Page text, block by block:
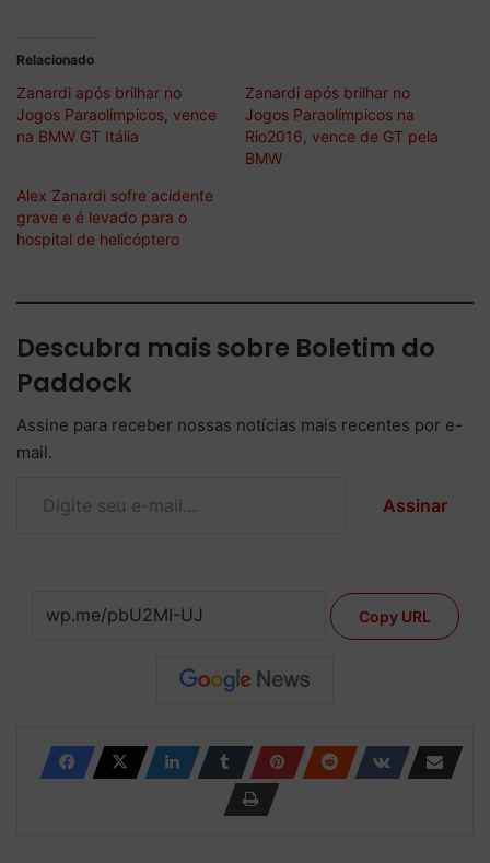
Relacionado
Zanardi após brilhar no
Jogos Paraolímpicos, vence
na BMW GT Itália
Zanardi após brilhar no
Jogos Paraolímpicos na
Rio2016, vence de GT pela
BMW
Alex Zanardi sofre acidente
grave e é levado para o
hospital de helicóptero
Descubra mais sobre Boletim do
Paddock
Assine para receber nossas notícias mais recentes por e-
mail.
Assinar
Copy URL